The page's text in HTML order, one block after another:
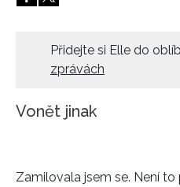
Přidejte si Elle do
zprávách
Vonět jinak
Zamilovala jsem se. Není